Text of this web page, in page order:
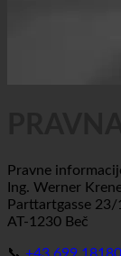
Pravne
Ing. Werner
Parttartgasse 23/
AT-1230 Beč